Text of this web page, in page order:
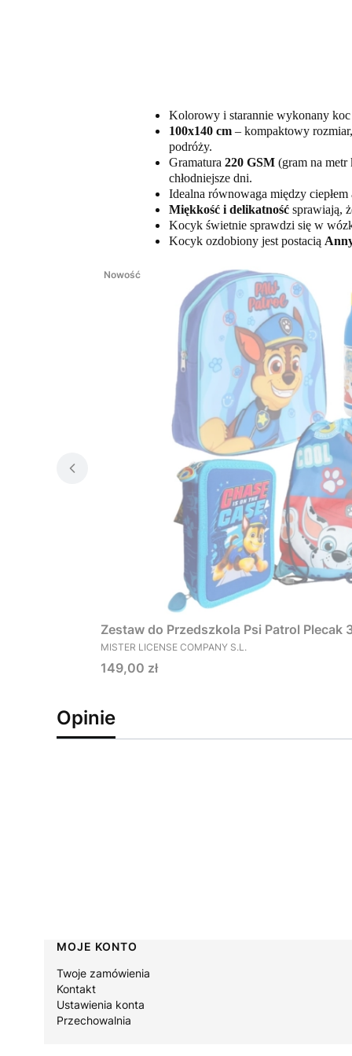
Kolorowy i starannie wykonany
100x140 cm– kompaktowy
podróży.
Gramatura 220 GSM(gram na metr
chłodniejsze dni.
Idealna równowaga między
Miękkość i delikatnośćsprawiają,
Kocyk świetnie sprawdzi się w
Kocyk ozdobiony jest postacią
Nowość
Zestaw do Przedszkola Psi Patrol
PRODUCENT
MISTER LICENSE COMPANY S.L.
Cena
149,00 zł
Opinie
Linki w stopce
MOJE KONTO
Twoje zamówienia
Kontakt
Ustawienia konta
Przechowalnia